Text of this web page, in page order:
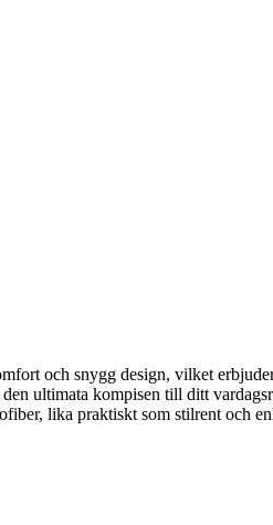
och snygg design, vilket
ultimata kompisen till ditt
lika praktiskt som stilrent och